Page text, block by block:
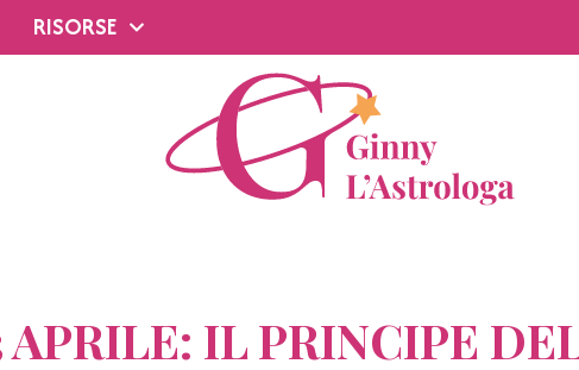
RISORSE
APRILE: IL PRINCIPE